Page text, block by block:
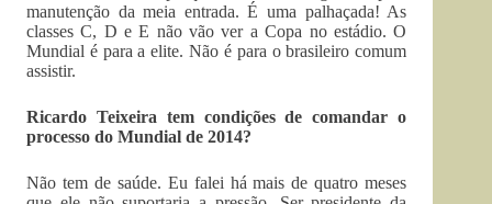
manutenção da meia entrada. É uma palhaçada! As
classes C, D e E não vão ver a Copa no estádio. O
Mundial é para a elite. Não é para o brasileiro comum
assistir.
Ricardo Teixeira tem condições de comandar o
processo do Mundial de 2014?
Não tem de saúde. Eu falei há mais de quatro meses